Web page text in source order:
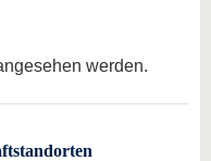
werden.